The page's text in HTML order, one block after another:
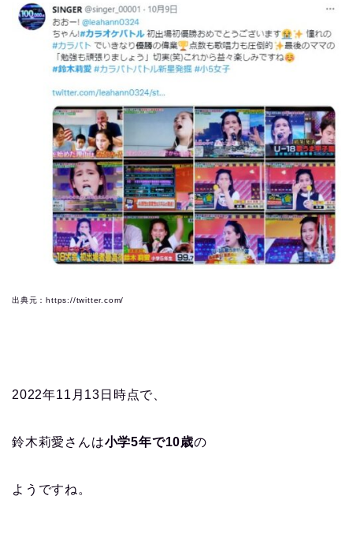
出典元：https://twitter.com/
2022年11月13日時点で、
鈴木莉愛さんは小学5年で10歳の
ようですね。